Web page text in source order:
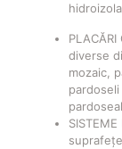
diverse
mozaic,